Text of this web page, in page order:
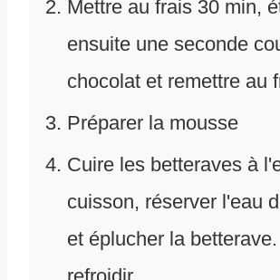
Mettre au frais 30 min,
ensuite une seconde
chocolat et remettre au
Préparer la mousse
Cuire les betteraves à
cuisson, réserver l'eau
et éplucher la